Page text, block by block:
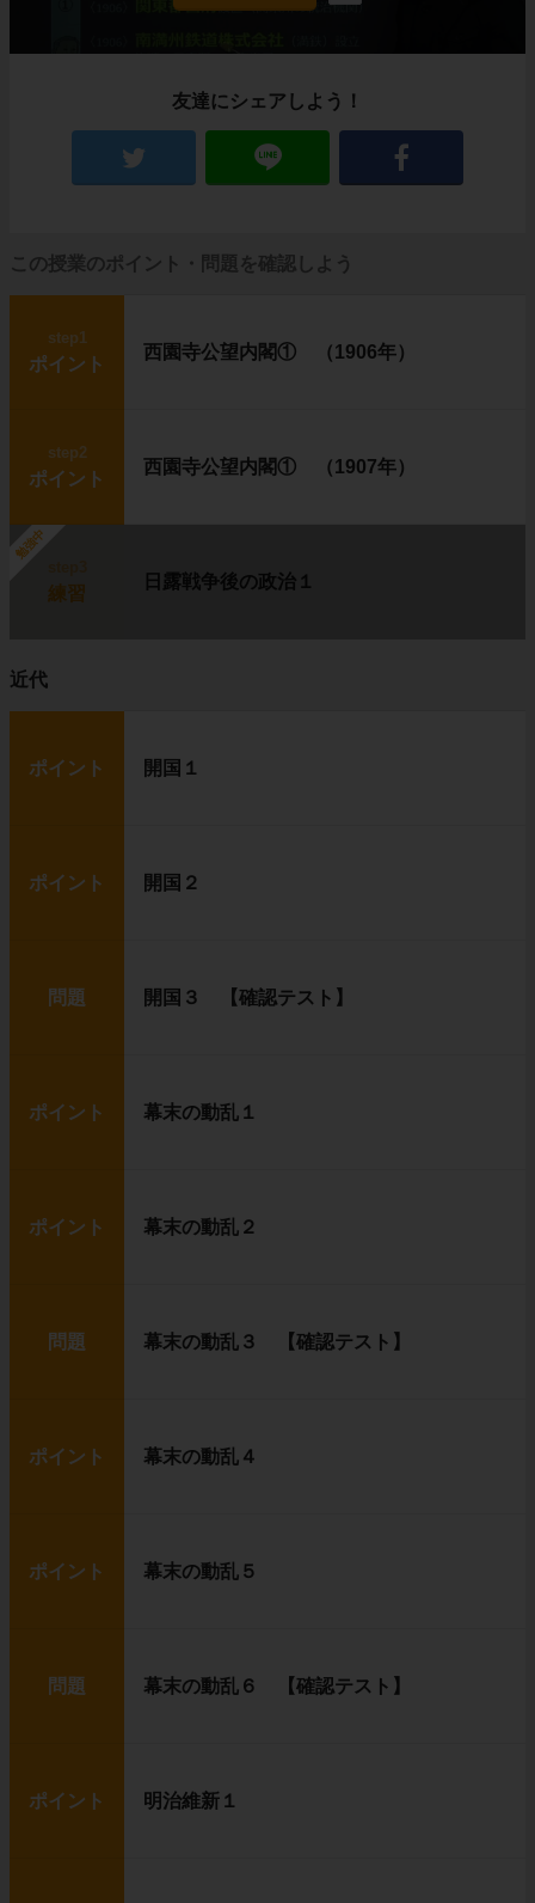
友達にシェアしよう！
この授業のポイント・問題を確認しよう
step1
ポイント
西園寺公望内閣① （1906年）
step2
ポイント
西園寺公望内閣① （1907年）
勉強中
練習
日露戦争後の政治１
近代
ポイント 開国１
ポイント 開国２
問題 開国３ 【確認テスト】
ポイント 幕末の動乱１
ポイント 幕末の動乱２
問題 幕末の動乱３ 【確認テスト】
ポイント 幕末の動乱４
ポイント 幕末の動乱５
問題 幕末の動乱６ 【確認テスト】
ポイント 明治維新１